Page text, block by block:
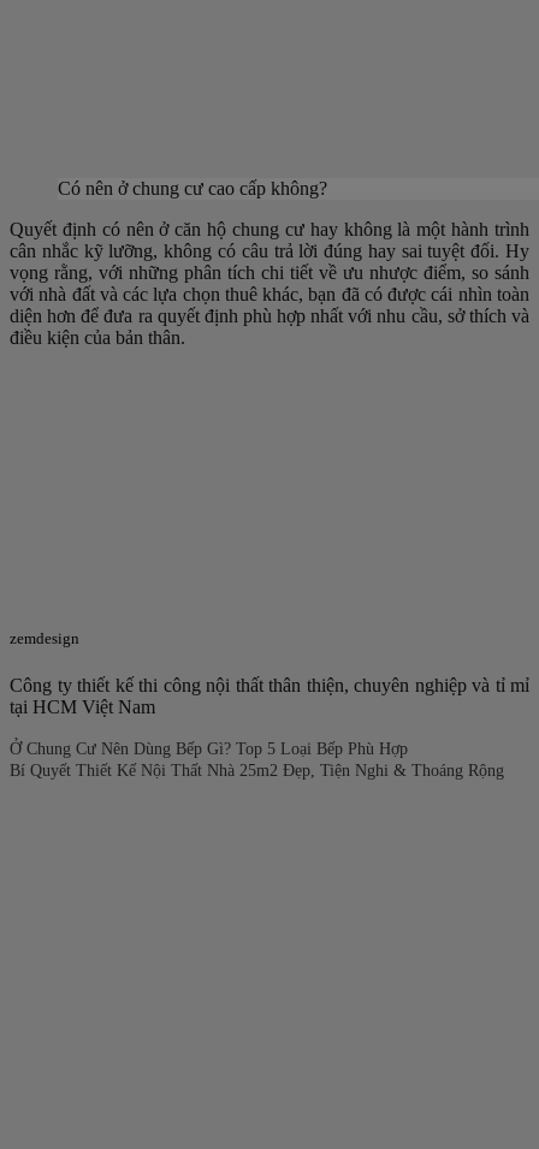
Có nên ở chung cư cao cấp không?
Quyết định có nên ở căn hộ chung cư hay không là một hành trình
cân nhắc kỹ lưỡng, không có câu trả lời đúng hay sai tuyệt đối. Hy
vọng rằng, với những phân tích chi tiết về ưu nhược điểm, so sánh
với nhà đất và các lựa chọn thuê khác, bạn đã có được cái nhìn toàn
diện hơn để đưa ra quyết định phù hợp nhất với nhu cầu, sở thích và
điều kiện của bản thân.
zemdesign
Công ty thiết kế thi công nội thất thân thiện, chuyên nghiệp và tỉ mỉ
tại HCM Việt Nam
Ở Chung Cư Nên Dùng Bếp Gì? Top 5 Loại Bếp Phù Hợp
Bí Quyết Thiết Kế Nội Thất Nhà 25m2 Đẹp, Tiện Nghi & Thoáng Rộng